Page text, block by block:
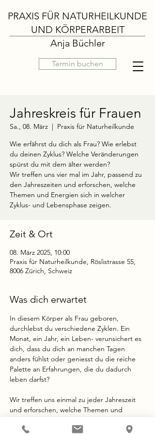
PRAXIS FÜR NATURHEILKUNDE
UND KÖRPERARBEIT
Anja Büchler
Termin buchen
Jahreskreis für Frauen
Sa., 08. März
  |
Praxis für Naturheilkunde
Wie erfährst du dich als Frau? Wie erlebst
du deinen Zyklus? Welche Veränderungen
spürst du mit dem älter werden?
Wir treffen uns vier mal im Jahr, passend zu
den Jahreszeiten und erforschen, welche
Themen und Energien sich in welcher
Zyklus- und Lebensphase zeigen.
Zeit & Ort
08. März 2025, 10:00
Praxis für Naturheilkunde, Röslistrasse 55,
8006 Zürich, Schweiz
Was dich erwartet
In diesem Körper als Frau geboren,
durchlebst du verschiedene Zyklen. Ein
Monat, ein Jahr, ein Leben- verunsichert es
dich, dass du dich an manchen Tagen
anders fühlst oder geniesst du die reiche
Palette an Erfahrungen, die du dadurch
leben darfst?
Wir treffen uns einmal zu jeder Jahreszeit
und erforschen, welche Themen und
zeigen.